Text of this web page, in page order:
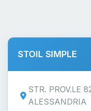
STOIL SIMPLE
STR. PROV.LE
ALESSANDRIA